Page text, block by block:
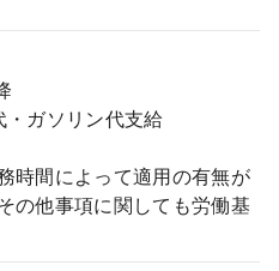
・ガソリン代支給
時間によって適用の有無が
の他事項に関しても労働基